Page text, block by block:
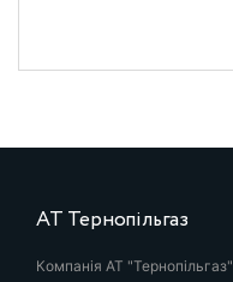
АТ Тернопільгаз
Компанія АТ "Тернопільгаз"